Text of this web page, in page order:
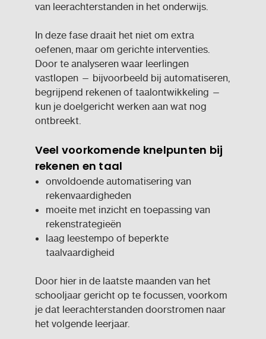
van leerachterstanden in het onderwijs.
In deze fase draait het niet om extra
oefenen, maar om gerichte interventies.
Door te analyseren waar leerlingen
vastlopen — bijvoorbeeld bij automatiseren,
begrijpend rekenen of taalontwikkeling —
kun je doelgericht werken aan wat nog
ontbreekt.
Veel voorkomende knelpunten bij
rekenen en taal
onvoldoende automatisering van
rekenvaardigheden
moeite met inzicht en toepassing van
rekenstrategieën
laag leestempo of beperkte
taalvaardigheid
Door hier in de laatste maanden van het
schooljaar gericht op te focussen, voorkom
je dat leerachterstanden doorstromen naar
het volgende leerjaar.